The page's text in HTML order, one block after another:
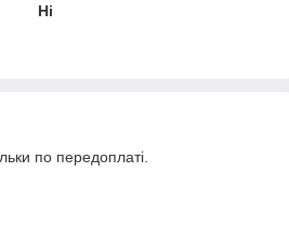
Ні
по передоплаті.